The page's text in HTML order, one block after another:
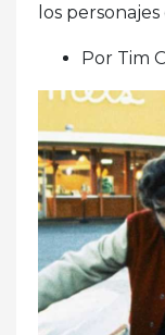
los
Por Tim